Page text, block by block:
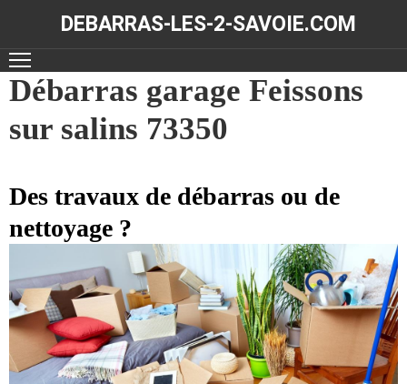
DEBARRAS-LES-2-SAVOIE.COM
ACCUEIL
CONTACT
Débarras garage Feissons
sur salins 73350
Des travaux de débarras ou de
nettoyage ?